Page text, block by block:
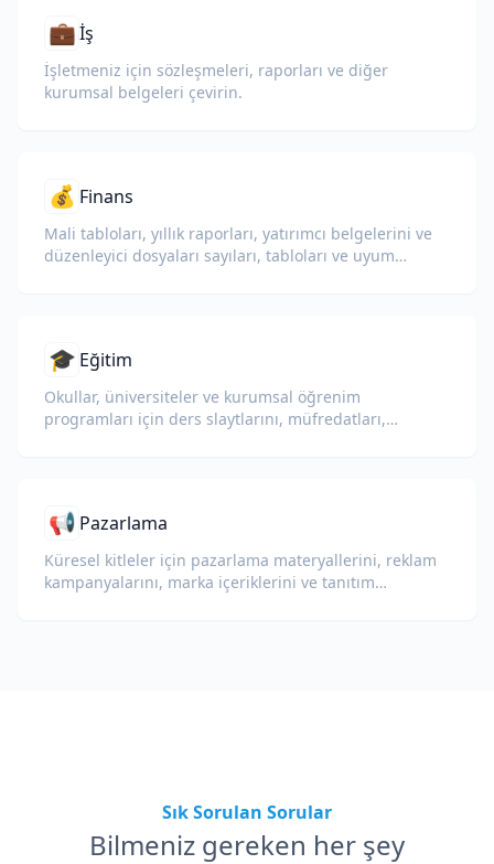
💼İş
İşletmeniz için sözleşmeleri, raporları ve diğer
kurumsal belgeleri çevirin.
💰 Finans
Mali tabloları, yıllık raporları, yatırımcı belgelerini ve
düzenleyici dosyaları sayıları, tabloları ve uyum
🎓 Eğitim
Okullar, üniversiteler ve kurumsal öğrenim
programları için ders slaytlarını, müfredatları,
📢 Pazarlama
Küresel kitleler için pazarlama materyallerini, reklam
kampanyalarını, marka içeriklerini ve tanıtım
Sık Sorulan Sorular
Bilmeniz gereken her şey